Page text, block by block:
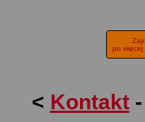
po więcej
< Kontakt